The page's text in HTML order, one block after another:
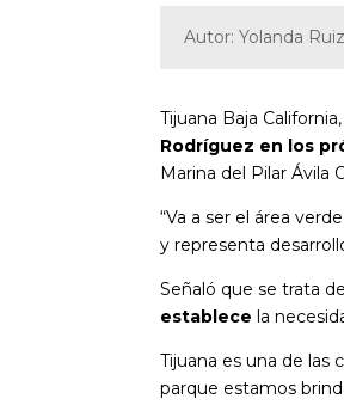
Autor: Yolanda
Tijuana Baja
Rodríguez en los
Marina del Pilar Ávila
“Va a ser el área
y representa
Señaló que se trata
establecela
Tijuana es una de
parque estamos